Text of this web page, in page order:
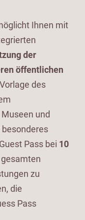
Ihnen mit
der
öffentlichen
des
und
Pass bei 10
zu
die
Pass